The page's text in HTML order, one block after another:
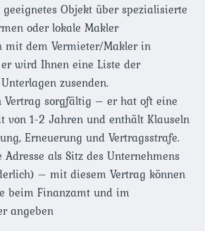
Objekt über spezialisierte
oder lokale Makler
mit dem Vermieter/Makler in
wird Ihnen eine Liste der
zusenden.
Vertrag sorgfältig – er hat oft eine
von 1-2 Jahren und enthält Klauseln
Erneuerung und Vertragsstrafe.
Adresse als Sitz des Unternehmens
– mit diesem Vertrag können
beim Finanzamt und im
angeben